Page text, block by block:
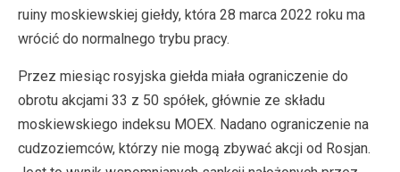
ruiny moskiewskiej giełdy, która 28 marca 2022 roku ma
wrócić do normalnego trybu pracy.
Przez miesiąc rosyjska giełda miała ograniczenie do
obrotu akcjami 33 z 50 spółek, głównie ze składu
moskiewskiego indeksu MOEX. Nadano ograniczenie na
cudzoziemców, którzy nie mogą zbywać akcji od Rosjan.